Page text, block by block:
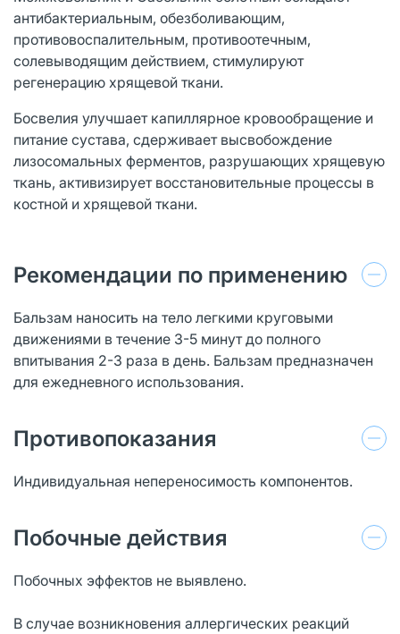
антибактериальным, обезболивающим,
противовоспалительным, противоотечным,
солевыводящим действием, стимулируют
регенерацию хрящевой ткани.
Босвелия улучшает капиллярное кровообращение и
питание сустава, сдерживает высвобождение
лизосомальных ферментов, разрушающих хрящевую
ткань, активизирует восстановительные процессы в
костной и хрящевой ткани.
Рекомендации по применению
Бальзам наносить на тело легкими круговыми
движениями в течение 3-5 минут до полного
впитывания 2-3 раза в день. Бальзам предназначен
для ежедневного использования.
Противопоказания
Индивидуальная непереносимость компонентов.
Побочные действия
Побочных эффектов не выявлено.
В случае возникновения аллергических реакций